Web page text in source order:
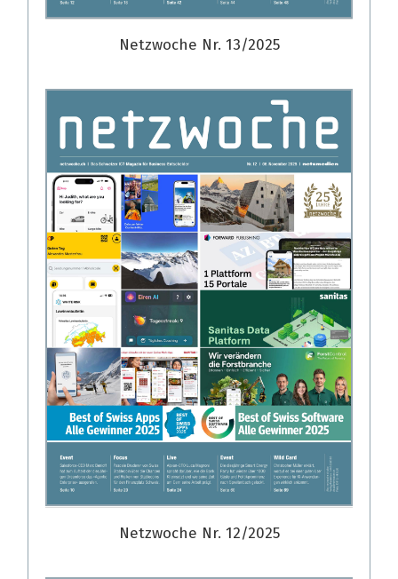
Netzwoche Nr. 13/2025
Netzwoche Nr. 12/2025